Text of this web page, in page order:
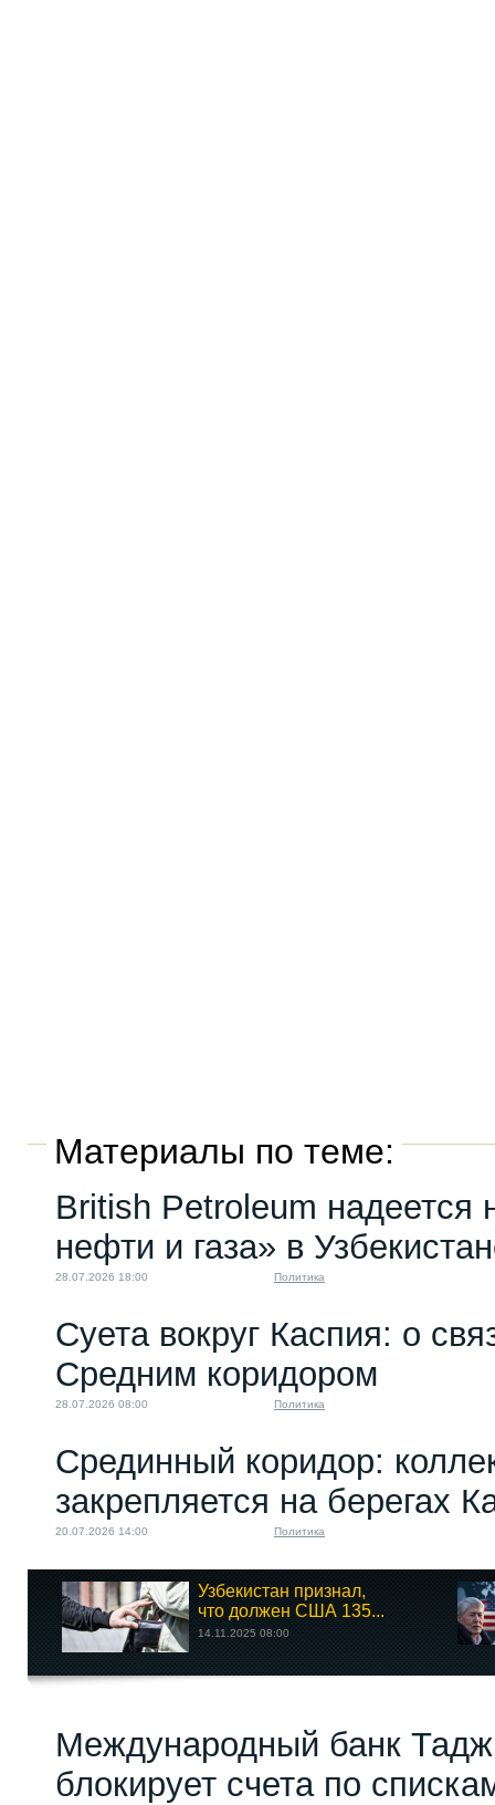
Материалы по теме:
British Petroleum надеется
нефти и газа» в
28.07.2026 18:00 Политика
Суета вокруг Каспия: о
Средним коридором
28.07.2026 08:00 Политика
Срединный коридор:
закрепляется на берегах
20.07.2026 14:00 Политика
Узбекистан признал,
что должен США 135...
14.11.2025 08:00
Международный банк
блокирует счета по